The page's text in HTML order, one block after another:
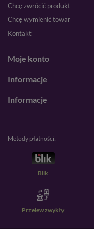
Chcę zwrócić produkt
Chcę wymienić towar
Kontakt
Moje konto
Informacje
Informacje
Metody płatności:
Blik
Przelew zwykły